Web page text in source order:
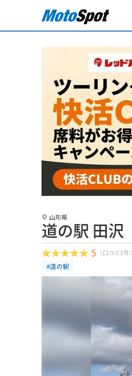
山形県
道の駅 田沢
5 （口コミ1件）
#道の駅